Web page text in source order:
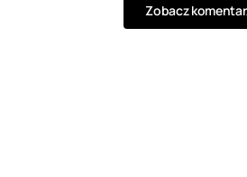
Zobacz